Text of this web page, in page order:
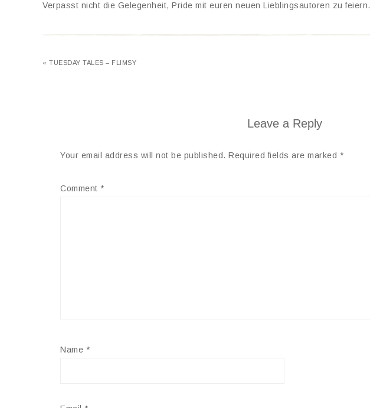
Verpasst nicht die Gelegenheit, Pride mit euren neuen Lieblingsautoren zu feiern.
« TUESDAY TALES – FLIMSY
Leave a Reply
Your email address will not be published. Required fields are marked *
Comment *
Name *